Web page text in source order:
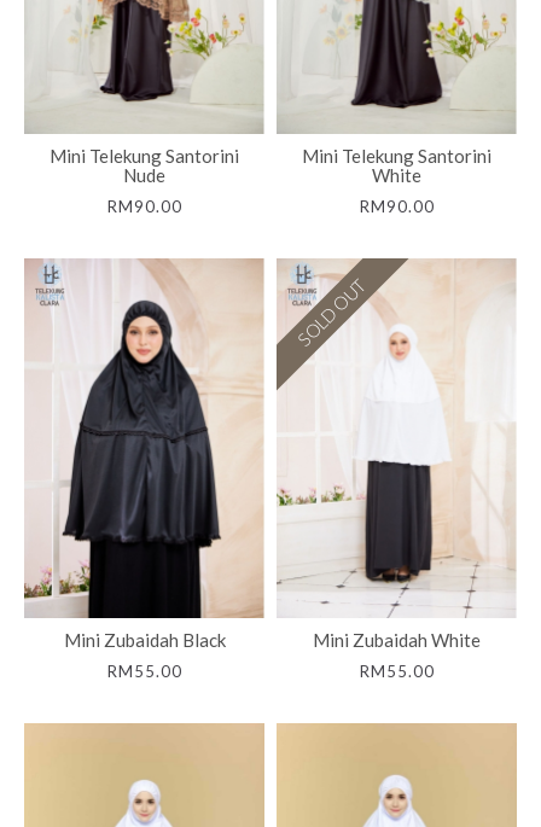
Mini Telekung Santorini
Nude
RM90.00
Mini Telekung Santorini
White
RM90.00
Mini Zubaidah Black
RM55.00
SOLD OUT
Mini Zubaidah White
RM55.00